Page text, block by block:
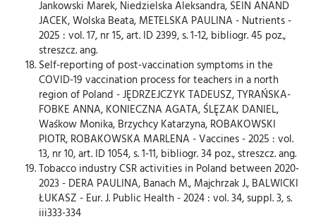
Jankowski Marek, Niedzielska Aleksandra, SEIN ANAND
JACEK, Wolska Beata, METELSKA PAULINA - Nutrients -
2025 : vol. 17, nr 15, art. ID 2399, s. 1-12, bibliogr. 45 poz.,
streszcz. ang.
Self-reporting of post-vaccination symptoms in the
COVID-19 vaccination process for teachers in a north
region of Poland - JĘDRZEJCZYK TADEUSZ, TYRAŃSKA-
FOBKE ANNA, KONIECZNA AGATA, ŚLĘZAK DANIEL,
Waśkow Monika, Brzychcy Katarzyna, ROBAKOWSKI
PIOTR, ROBAKOWSKA MARLENA - Vaccines - 2025 : vol.
13, nr 10, art. ID 1054, s. 1-11, bibliogr. 34 poz., streszcz. ang.
Tobacco industry CSR activities in Poland between 2020-
2023 - DERA PAULINA, Banach M., Majchrzak J., BALWICKI
ŁUKASZ - Eur. J. Public Health - 2024 : vol. 34, suppl. 3, s.
iii333-334